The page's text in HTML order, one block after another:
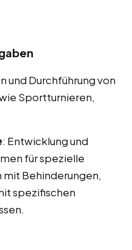
und Durchführung von
Sportturnieren,
: Entwicklung und
für spezielle
Behinderungen,
spezifischen